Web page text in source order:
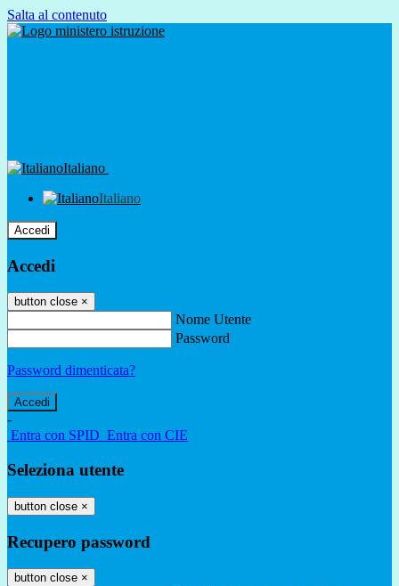
Salta al contenuto
Italiano
Italiano
Accedi
Accedi
button close ×
Nome Utente
Password
Password dimenticata?
-
Entra con SPID Entra con CIE
Seleziona utente
button close ×
Recupero password
button close ×